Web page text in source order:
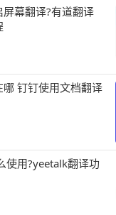
幕翻译?有道翻译
钉钉使用文档翻译
使用?yeetalk翻译功